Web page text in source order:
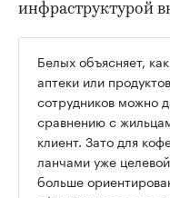
инфраструктурой
Белых объясняет,
аптеки или
сотрудников можно
сравнению с
клиент. Зато для
ланчами уже
больше